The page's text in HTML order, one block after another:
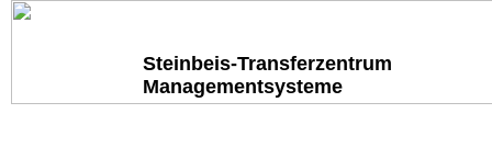
Steinbeis-Transferzentrum
Managementsysteme